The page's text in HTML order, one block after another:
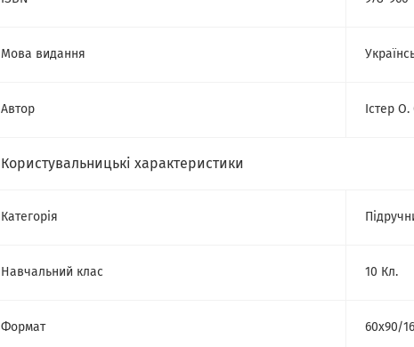
Мова видання
Автор Істер О.
Користувальницькі характеристики
Категорія
Навчальний клас 10 Кл.
Формат 60х90/16